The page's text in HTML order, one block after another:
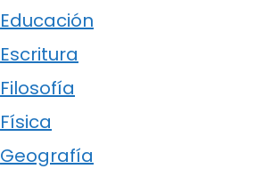
Educación
Escritura
Filosofía
Física
Geografía